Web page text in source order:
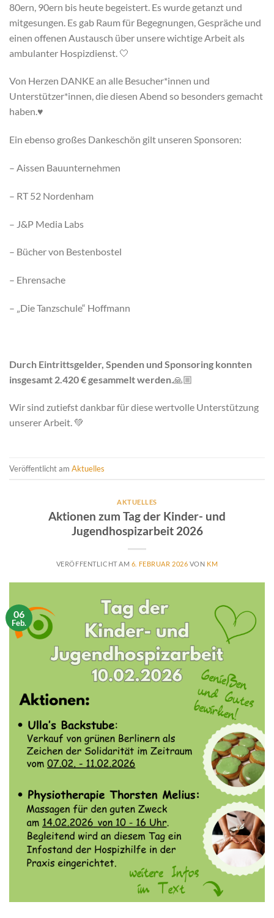
80ern, 90ern bis heute begeistert. Es wurde getanzt und
mitgesungen. Es gab Raum für Begegnungen, Gespräche und
einen offenen Austausch über unsere wichtige Arbeit als
ambulanter Hospizdienst. 🤍
Von Herzen DANKE an alle Besucher*innen und
Unterstützer*innen, die diesen Abend so besonders gemacht
haben.♥️
Ein ebenso großes Dankeschön gilt unseren Sponsoren:
– Aissen Bauunternehmen
– RT 52 Nordenham
– J&P Media Labs
– Bücher von Bestenbostel
– Ehrensache
– „Die Tanzschule“ Hoffmann
Durch Eintrittsgelder, Spenden und Sponsoring konnten
insgesamt 2.420 € gesammelt werden.🙏🏼
Wir sind zutiefst dankbar für diese wertvolle Unterstützung
unserer Arbeit. 💚
Veröffentlicht am Aktuelles
AKTUELLES
Aktionen zum Tag der Kinder- und
Jugendhospizarbeit 2026
VERÖFFENTLICHT AM 6. FEBRUAR 2026 VON KM
06
Feb.